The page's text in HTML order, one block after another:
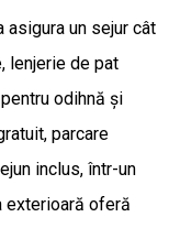
asigura un sejur cât
lenjerie de pat
odihnă și
parcare
inclus, într-un
exterioară oferă